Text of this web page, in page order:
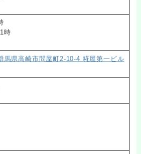
時
県高崎市問屋町2-10-4 糀屋第一ビル